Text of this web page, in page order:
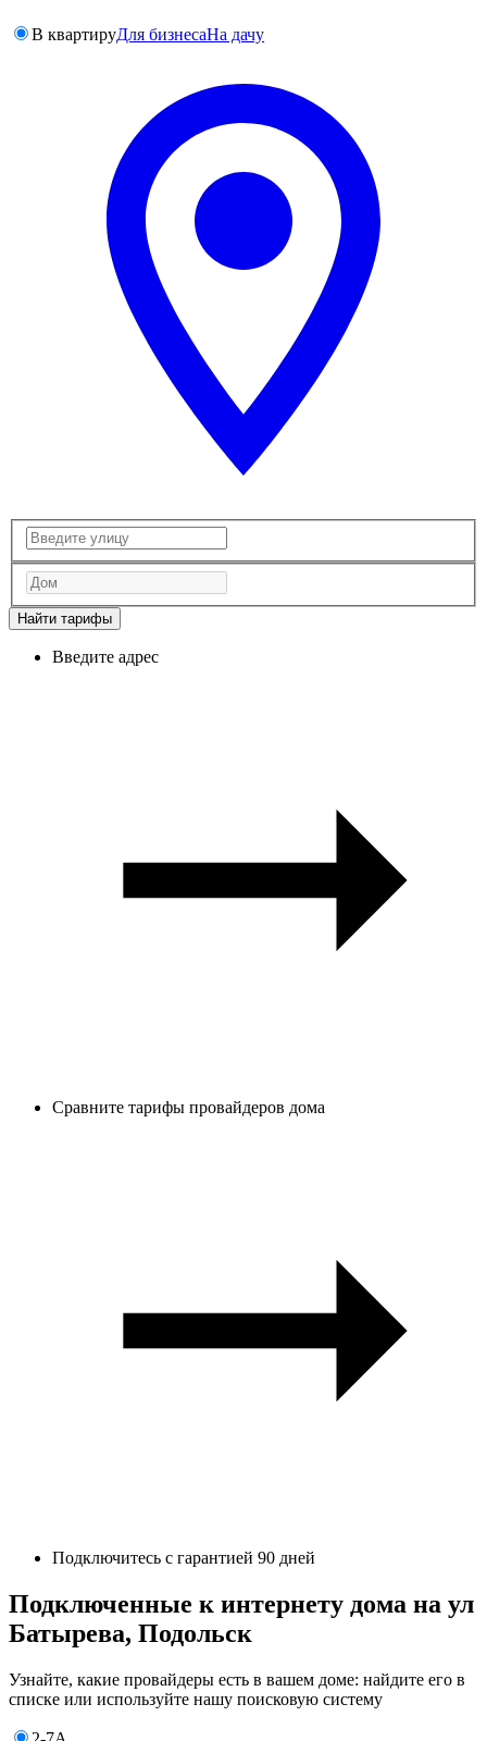
В квартируДля бизнесаНа дачу
Найти тарифы
Введите адрес
Сравните тарифы провайдеров дома
Подключитесь с гарантией 90 дней
Подключенные к интернету дома на ул
Батырева, Подольск
Узнайте, какие провайдеры есть в вашем доме: найдите его в
списке или используйте нашу поисковую систему